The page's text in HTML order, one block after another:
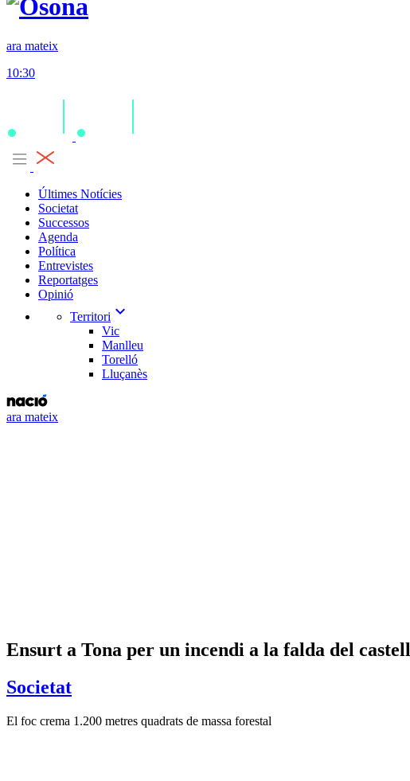
ara mateix
10:30
Últimes Notícies
Societat
Successos
Agenda
Política
Entrevistes
Reportatges
Opinió
Territori expand_more
Vic
Manlleu
Torelló
Lluçanès
ara mateix
​Ensurt a Tona per un incendi a la falda del castell
Societat
El foc crema 1.200 metres quadrats de massa forestal